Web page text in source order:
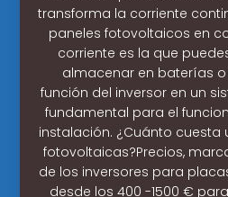
transforma la corriente
paneles fotovoltaicos en
corriente es la que
almacenar en baterías o
función del inversor en un
fundamental para el
instalación. ¿Cuánto cuesta
fotovoltaicas?Precios,
de los inversores para
desde los 400 -1500 €